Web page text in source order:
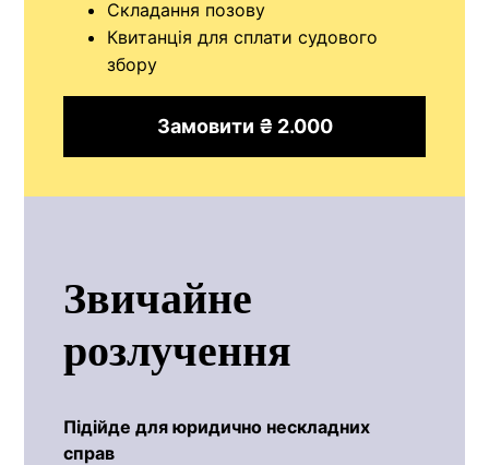
Складання позову
Квитанція для сплати судового
збору
Замовити ₴ 2.000
Звичайне
розлучення
Підійде для юридично нескладних
справ